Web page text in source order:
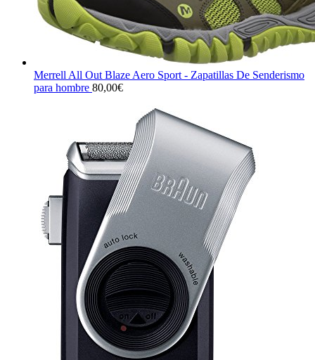
Merrell All Out Blaze Aero Sport - Zapatillas De Senderismo
para hombre 80,00€